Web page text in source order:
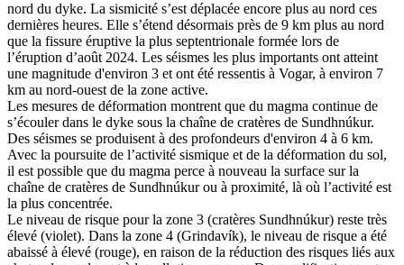
nord du dyke. La sismicité s’est déplacée encore plus au nord ces
dernières heures. Elle s’étend désormais près de 9 km plus au nord
que la fissure éruptive la plus septentrionale formée lors de
l’éruption d’août 2024. Les séismes les plus importants ont atteint
une magnitude d'environ 3 et ont été ressentis à Vogar, à environ 7
km au nord-ouest de la zone active.
Les mesures de déformation montrent que du magma continue de
s’écouler dans le dyke sous la chaîne de cratères de Sundhnúkur.
Des séismes se produisent à des profondeurs d'environ 4 à 6 km.
Avec la poursuite de l’activité sismique et de la déformation du sol,
il est possible que du magma perce à nouveau la surface sur la
chaîne de cratères de Sundhnúkur ou à proximité, là où l’activité est
la plus concentrée.
Le niveau de risque pour la zone 3 (cratères Sundhnúkur) reste très
élevé (violet). Dans la zone 4 (Grindavík), le niveau de risque a été
abaissé à élevé (rouge), en raison de la réduction des risques liés aux